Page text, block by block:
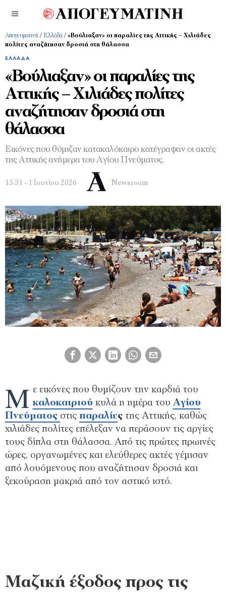
Απογευματινή / Ελλάδα / «Βούλιαξαν» οι παραλίες της Αττικής – Χιλιάδες
πολίτες αναζήτησαν δροσιά στη θάλασσα
ΕΛΛΆΔΑ
«Βούλιαξαν» οι παραλίες της
Αττικής – Χιλιάδες πολίτες
αναζήτησαν δροσιά στη
θάλασσα
Εικόνες που θύμιζαν κατακαλόκαιρο κατέγραψαν οι ακτές
της Αττικής ανήμερα του Αγίου Πνεύματος.
15:31 - 1 Ιουνίου 2026 Newsroom
Μ ε εικόνες που θυμίζουν την καρδιά του
καλοκαιριού κυλά η ημέρα του Αγίου
Πνεύματος στις παραλίες της Αττικής, καθώς
χιλιάδες πολίτες επέλεξαν να περάσουν τις αργίες
τους δίπλα στη θάλασσα. Από τις πρώτες πρωινές
ώρες, οργανωμένες και ελεύθερες ακτές γέμισαν
από λουόμενους που αναζήτησαν δροσιά και
ξεκούραση μακριά από τον αστικό ιστό.
Μαζική έξοδος προς τις